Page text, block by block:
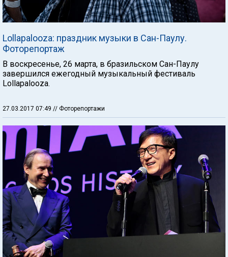
Lollapalooza: праздник музыки в Сан-Паулу.
Фоторепортаж
В воскресенье, 26 марта, в бразильском Сан-Паулу
завершился ежегодный музыкальный фестиваль
Lollapalooza.
27.03.2017 07:49 // Фоторепортажи